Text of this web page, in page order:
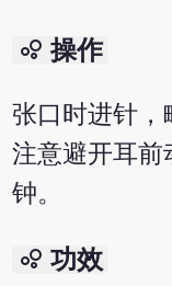
bubble_chart 操作
张口时进针，
注意避开耳前
钟。
bubble_chart 功效